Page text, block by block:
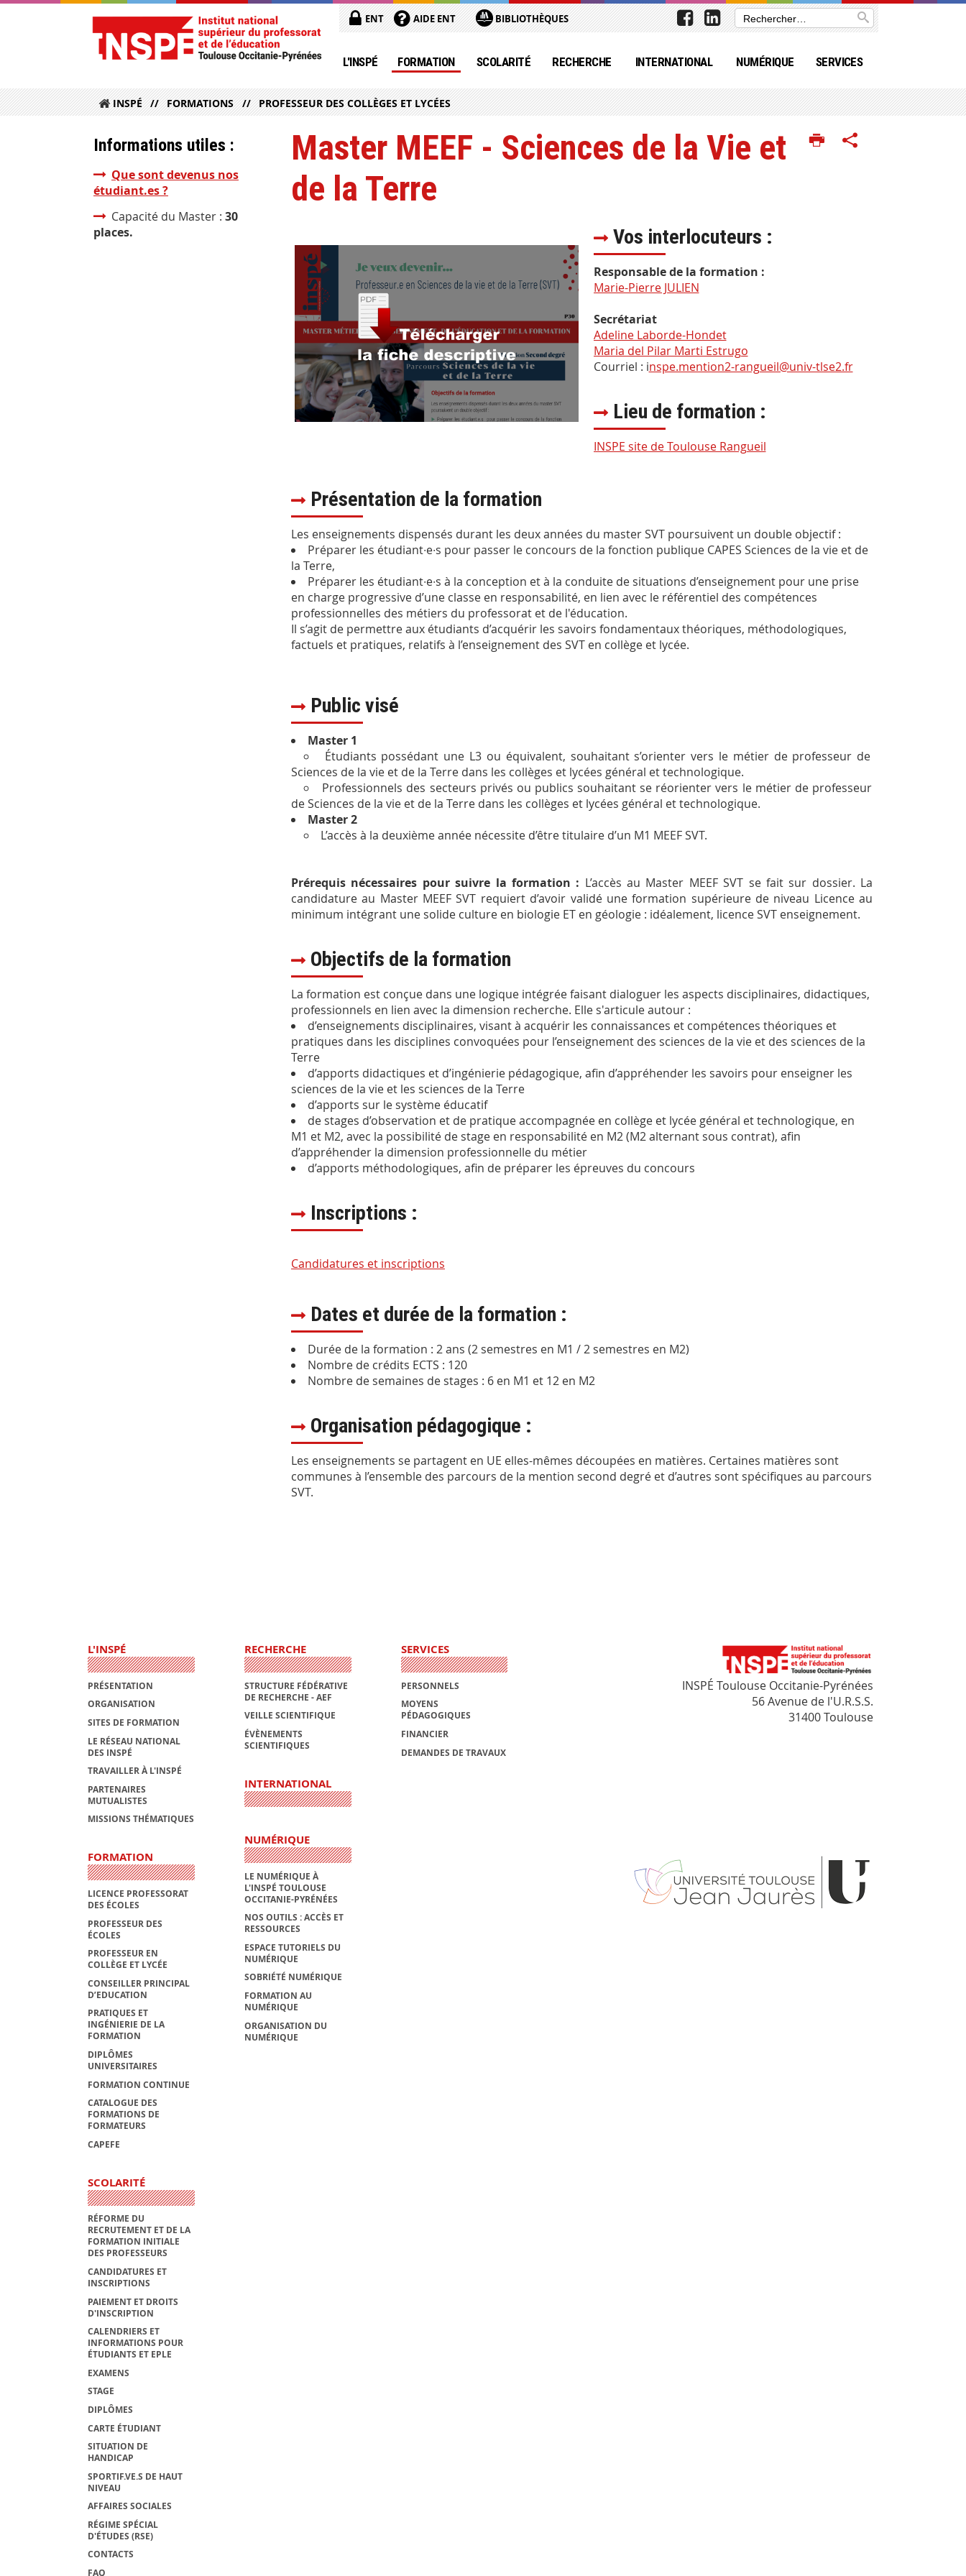
ENT AIDE ENT BIBLIOTHÈQUES
L'INSPÉ FORMATION SCOLARITÉ RECHERCHE INTERNATIONAL NUMÉRIQUE SERVICES
INSPÉ FORMATIONS PROFESSEUR DES COLLÈGES ET LYCÉES
Master MEEF - Sciences de la Vie et
de la Terre
Vos interlocuteurs :
Responsable de la formation :
Marie-Pierre JULIEN
Secrétariat
Adeline Laborde-Hondet
Maria del Pilar Marti Estrugo
Courriel : inspe.mention2-rangueil@univ-tlse2.fr
Lieu de formation :
INSPE site de Toulouse Rangueil
Présentation de la formation
Les enseignements dispensés durant les deux années du master SVT poursuivent un double objectif :
Préparer les étudiant∙e∙s pour passer le concours de la fonction publique CAPES Sciences de la vie et de
la Terre,
Préparer les étudiant∙e∙s à la conception et à la conduite de situations d’enseignement pour une prise
en charge progressive d’une classe en responsabilité, en lien avec le référentiel des compétences
professionnelles des métiers du professorat et de l'éducation.
Il s’agit de permettre aux étudiants d’acquérir les savoirs fondamentaux théoriques, méthodologiques,
factuels et pratiques, relatifs à l’enseignement des SVT en collège et lycée.
Public visé
Master 1
Étudiants possédant une L3 ou équivalent, souhaitant s’orienter vers le métier de professeur de
Sciences de la vie et de la Terre dans les collèges et lycées général et technologique.
Professionnels des secteurs privés ou publics souhaitant se réorienter vers le métier de professeur
de Sciences de la vie et de la Terre dans les collèges et lycées général et technologique.
Master 2
L’accès à la deuxième année nécessite d’être titulaire d’un M1 MEEF SVT.
Prérequis nécessaires pour suivre la formation : L’accès au Master MEEF SVT se fait sur dossier. La
candidature au Master MEEF SVT requiert d’avoir validé une formation supérieure de niveau Licence au
minimum intégrant une solide culture en biologie ET en géologie : idéalement, licence SVT enseignement.
Objectifs de la formation
La formation est conçue dans une logique intégrée faisant dialoguer les aspects disciplinaires, didactiques,
professionnels en lien avec la dimension recherche. Elle s'articule autour :
d’enseignements disciplinaires, visant à acquérir les connaissances et compétences théoriques et
pratiques dans les disciplines convoquées pour l’enseignement des sciences de la vie et des sciences de la
Terre
d’apports didactiques et d’ingénierie pédagogique, afin d’appréhender les savoirs pour enseigner les
sciences de la vie et les sciences de la Terre
d’apports sur le système éducatif
de stages d’observation et de pratique accompagnée en collège et lycée général et technologique, en
M1 et M2, avec la possibilité de stage en responsabilité en M2 (M2 alternant sous contrat), afin
d’appréhender la dimension professionnelle du métier
d’apports méthodologiques, afin de préparer les épreuves du concours
Inscriptions :
Candidatures et inscriptions
Dates et durée de la formation :
Durée de la formation : 2 ans (2 semestres en M1 / 2 semestres en M2)
Nombre de crédits ECTS : 120
Nombre de semaines de stages : 6 en M1 et 12 en M2
Organisation pédagogique :
Les enseignements se partagent en UE elles-mêmes découpées en matières. Certaines matières sont
communes à l’ensemble des parcours de la mention second degré et d’autres sont spécifiques au parcours
SVT.
Informations utiles :
Que sont devenus nos
étudiant.es ?
Capacité du Master : 30
places.
L'INSPÉ
PRÉSENTATION
ORGANISATION
SITES DE FORMATION
LE RÉSEAU NATIONAL
DES INSPÉ
TRAVAILLER À L'INSPÉ
PARTENAIRES
MUTUALISTES
MISSIONS THÉMATIQUES
FORMATION
LICENCE PROFESSORAT
DES ÉCOLES
PROFESSEUR DES
ÉCOLES
PROFESSEUR EN
COLLÈGE ET LYCÉE
CONSEILLER PRINCIPAL
D’EDUCATION
PRATIQUES ET
INGÉNIERIE DE LA
FORMATION
DIPLÔMES
UNIVERSITAIRES
FORMATION CONTINUE
CATALOGUE DES
FORMATIONS DE
FORMATEURS
CAPEFE
SCOLARITÉ
RÉFORME DU
RECRUTEMENT ET DE LA
FORMATION INITIALE
DES PROFESSEURS
CANDIDATURES ET
INSCRIPTIONS
PAIEMENT ET DROITS
D'INSCRIPTION
CALENDRIERS ET
INFORMATIONS POUR
ÉTUDIANTS ET EPLE
EXAMENS
STAGE
DIPLÔMES
CARTE ÉTUDIANT
SITUATION DE
HANDICAP
SPORTIF.VE.S DE HAUT
NIVEAU
AFFAIRES SOCIALES
RÉGIME SPÉCIAL
D'ÉTUDES (RSE)
CONTACTS
FAQ
RECHERCHE
STRUCTURE FÉDÉRATIVE
DE RECHERCHE - AEF
VEILLE SCIENTIFIQUE
ÉVÈNEMENTS
SCIENTIFIQUES
INTERNATIONAL
NUMÉRIQUE
LE NUMÉRIQUE À
L'INSPÉ TOULOUSE
OCCITANIE-PYRÉNÉES
NOS OUTILS : ACCÈS ET
RESSOURCES
ESPACE TUTORIELS DU
NUMÉRIQUE
SOBRIÉTÉ NUMÉRIQUE
FORMATION AU
NUMÉRIQUE
ORGANISATION DU
NUMÉRIQUE
SERVICES
PERSONNELS
MOYENS
PÉDAGOGIQUES
FINANCIER
DEMANDES DE TRAVAUX
INSPÉ Toulouse Occitanie-Pyrénées
56 Avenue de l'U.R.S.S.
31400 Toulouse